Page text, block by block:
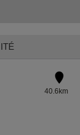
40.6km